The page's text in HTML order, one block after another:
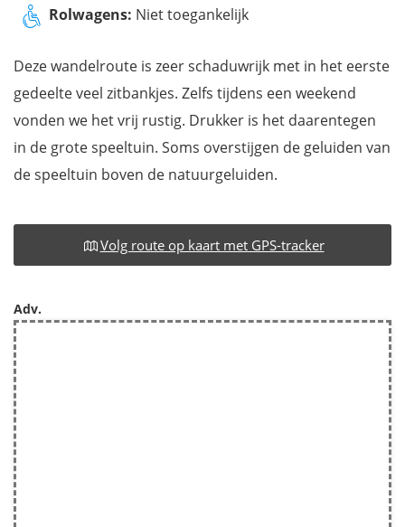
Rolwagens: Niet toegankelijk
Deze wandelroute is zeer schaduwrijk met in het eerste
gedeelte veel zitbankjes. Zelfs tijdens een weekend
vonden we het vrij rustig. Drukker is het daarentegen
in de grote speeltuin. Soms overstijgen de geluiden van
de speeltuin boven de natuurgeluiden.
Volg route op kaart met GPS-tracker
Adv.